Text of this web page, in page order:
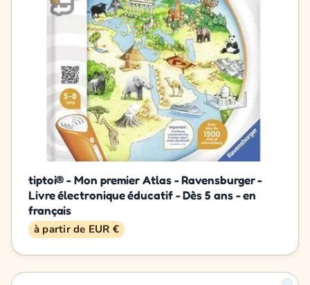
tiptoi® - Mon premier Atlas - Ravensburger -
Livre électronique éducatif - Dès 5 ans - en
français
à partir de EUR €